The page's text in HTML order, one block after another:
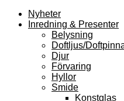
Nyheter
Inredning & Presenter
Belysning
Doftljus/
Djur
Förvaring
Hyllor
Smide
Konstglas